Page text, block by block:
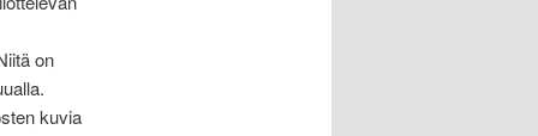
on
kuvia